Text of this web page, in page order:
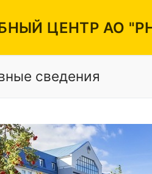
ЦЕНТР АО
Вакансии
сведения